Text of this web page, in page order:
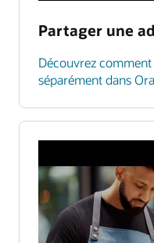
Partager une
Découvrez
séparément dans